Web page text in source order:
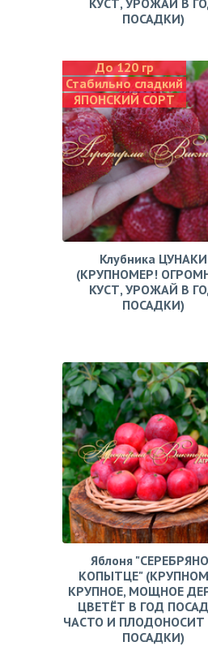
КУСТ, УРОЖАЙ В
ПОСАДКИ)
До 120 гр
Стабильно сладкий
ЯПОНСКИЙ СОРТ
Клубника ЦУНАКИ
(КРУПНОМЕР!
КУСТ, УРОЖАЙ В
ПОСАДКИ)
Яблоня
КОПЫТЦЕ"
КРУПНОЕ, МОЩНОЕ
ЦВЕТЁТ В ГОД
ЧАСТО И ПЛОДОНОСИТ
ПОСАДКИ)